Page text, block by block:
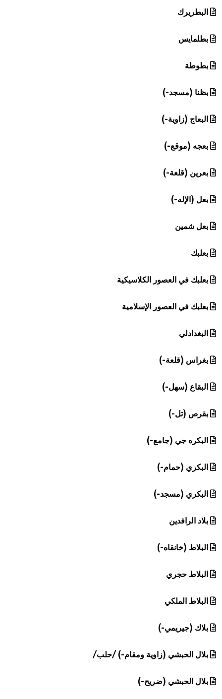
البطريرك
بطلمايس
بطوطة
بظنا (مسجد-)
البعاج (زاوية-)
بعجه (موقع-)
بعرين (قلعة-)
بعل (الإله-)
بعل شمين
بعلبك
بعلبك في العصور الكلاسيكية
بعلبك في العصور الإسلامية
البغدادلي
بغراس (قلعة-)
البقاع (سهل-)
بقرص (تل-)
البكره جي (جامع-)
البكري (حمام-)
البكري (مسجد-)
بلاد الرافدين
البلاط (خانقاه-)
البلاط حجري
البلاط الملكي
بلاك (جيريمي-)
بلال الحبشي (زاوية ومقام-) /حلب/
بلال الحبشي (ضريح-)